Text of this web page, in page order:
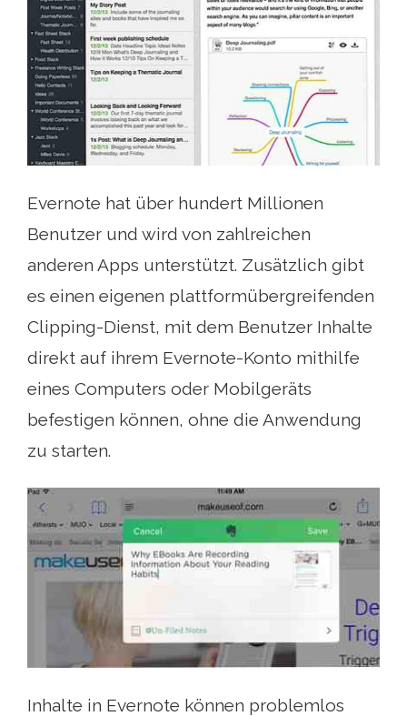
Evernote hat über hundert Millionen
Benutzer und wird von zahlreichen
anderen Apps unterstützt. Zusätzlich gibt
es einen eigenen plattformübergreifenden
Clipping-Dienst, mit dem Benutzer Inhalte
direkt auf ihrem Evernote-Konto mithilfe
eines Computers oder Mobilgeräts
befestigen können, ohne die Anwendung
zu starten.
Inhalte in Evernote können problemlos